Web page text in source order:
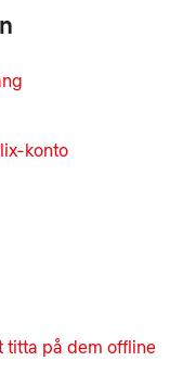
konto
titta på dem offline